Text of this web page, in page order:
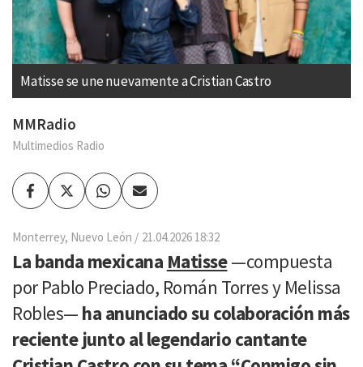
Matisse se une nuevamente a Cristian Castro
MMRadio
Multimedios Radio
FacebookTwitterWhatsapp
Enviar
por
Monterrey, Nuevo León 21.04.2026 18:32
La banda mexicana Matisse—compuesta
por Pablo Preciado, Román Torres y Melissa
Robles— ha anunciado su colaboración más
reciente junto al legendario cantante